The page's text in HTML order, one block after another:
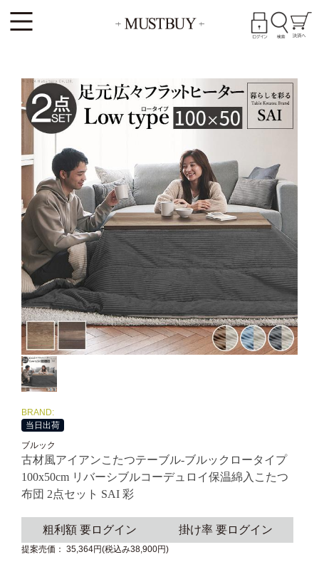
BRAND:
当日出荷
ブルック
古材風アイアンこたつテーブル-ブルックロータイプ
100x50cm リバーシブルコーデュロイ保温綿入こたつ
布団 2点セット SAI 彩
粗利額 要ログイン 掛け率 要ログイン
提案売価： 35,364円(税込み38,900円)